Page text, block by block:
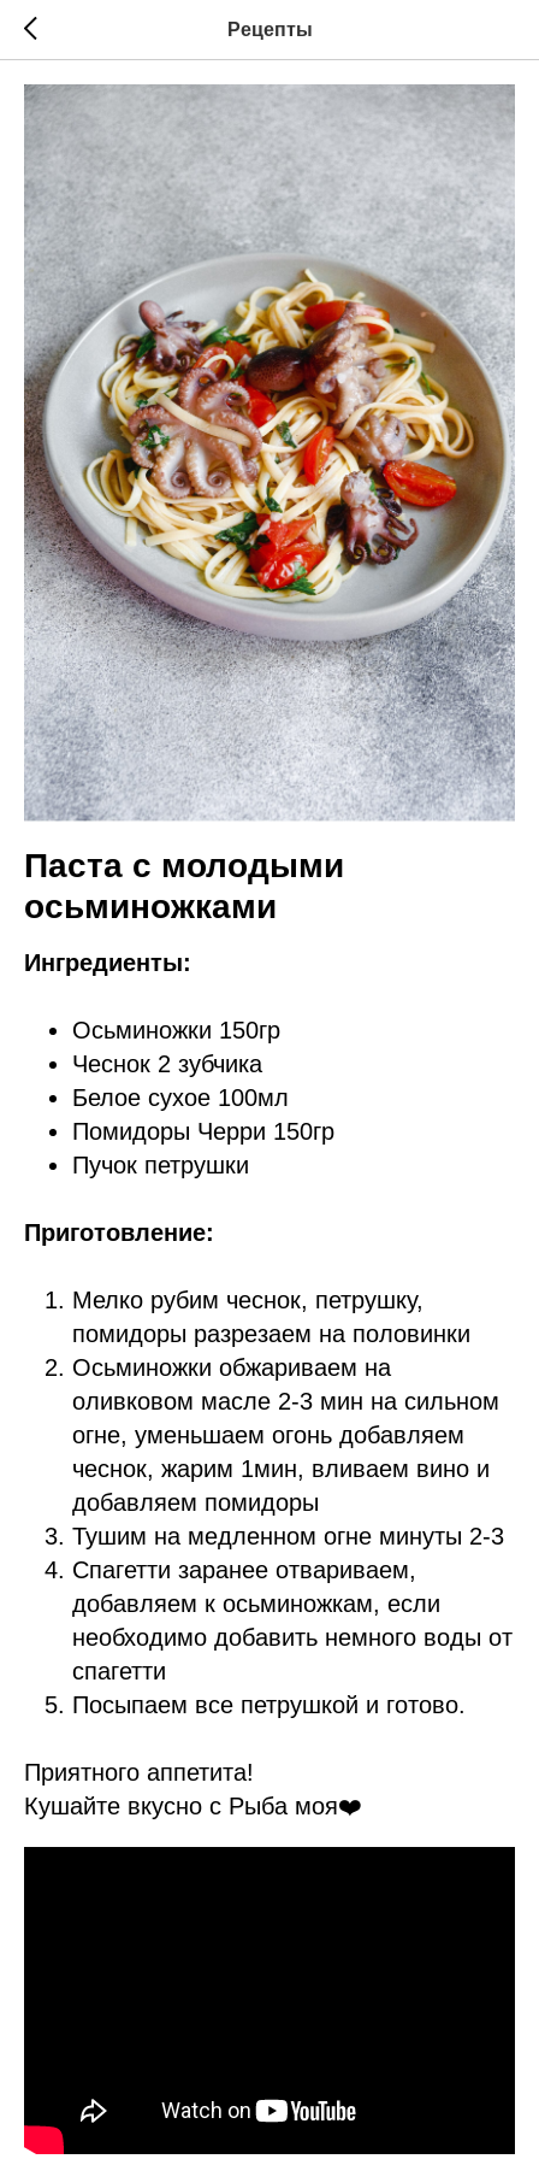
Рецепты
Паста с молодыми
осьминожками
Ингредиенты:
Осьминожки 150гр
Чеснок 2 зубчика
Белое сухое 100мл
Помидоры Черри 150гр
Пучок петрушки
Приготовление:
Мелко рубим чеснок, петрушку,
помидоры разрезаем на половинки
Осьминожки обжариваем на
оливковом масле 2-3 мин на сильном
огне, уменьшаем огонь добавляем
чеснок, жарим 1мин, вливаем вино и
добавляем помидоры
Тушим на медленном огне минуты 2-3
Спагетти заранее отвариваем,
добавляем к осьминожкам, если
необходимо добавить немного воды от
спагетти
Посыпаем все петрушкой и готово.
Приятного аппетита!
Кушайте вкусно с Рыба моя❤️